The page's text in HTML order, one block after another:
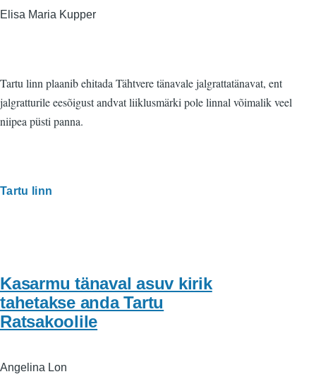
Elisa Maria Kupper
Tartu linn plaanib ehitada Tähtvere tänavale jalgrattatänavat, ent
jalgratturile eesõigust andvat liiklusmärki pole linnal võimalik veel
niipea püsti panna.
Tartu linn
Kasarmu tänaval asuv kirik
tahetakse anda Tartu
Ratsakoolile
Angelina Lon